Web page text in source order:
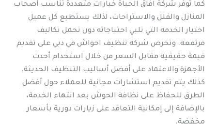
كما توفر شركة افاق الحياة خيارات متعددة تناسب أصحاب
المنازل والفلل والاستراحات، لذلك يستطيع كل عميل
اختيار الخدمة التي تلبي احتياجاته دون تحمل تكاليف
مرتفعة. وتحرص شركة تنظيف احواش في دبي على تقديم
قيمة حقيقية مقابل السعر من خلال استخدام أحدث
الأجهزة والاعتماد على أفضل أساليب التنظيف الحديثة.
كذلك يتم تقديم استشارات مجانية للعملاء حول أفضل
الطرق للحفاظ على نظافة الحوش بعد انتهاء الخدمة،
بالإضافة إلى إمكانية التعاقد على زيارات دورية بأسعار
مخفضة.